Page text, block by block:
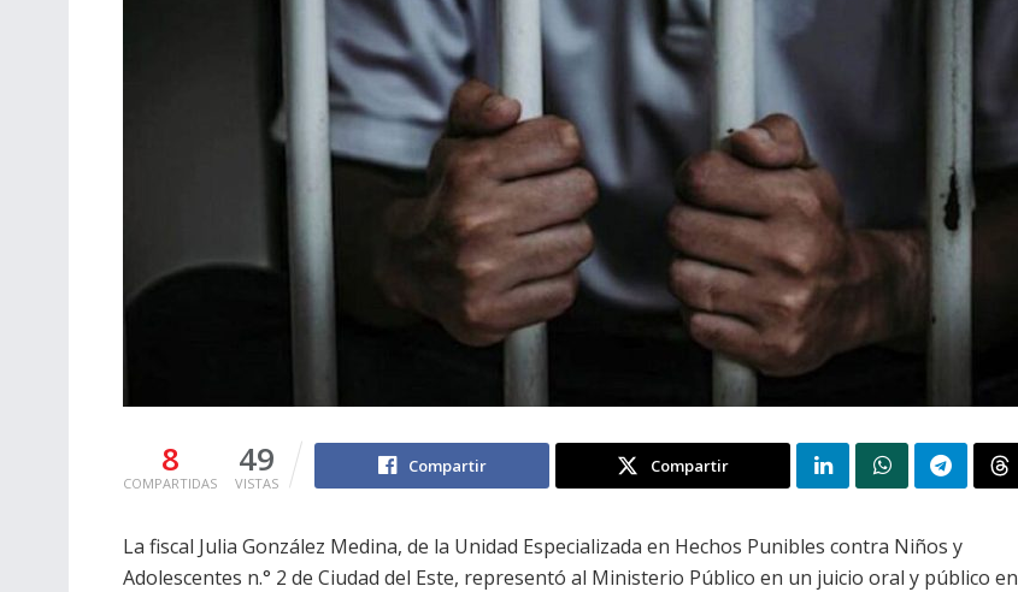
8
COMPARTIDAS
49
VISTAS
Compartir Compartir
La fiscal Julia González Medina, de la Unidad Especializada en Hechos Punibles contra Niños y
Adolescentes n.° 2 de Ciudad del Este, representó al Ministerio Público en un juicio oral y público en